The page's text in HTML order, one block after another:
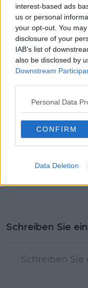
interest-based ads
us or personal
your opt-out. You
disclosure of your
IAB’s list of
also be disclosed by
Downstream
Personal Data
CONFIRM
Data Deletion
Vorheriger Artikel
DISKUSSION
France Etappe 16
Pogacar am
Gibt es noch
Bewegung auf
Podium?
Schreiben Sie